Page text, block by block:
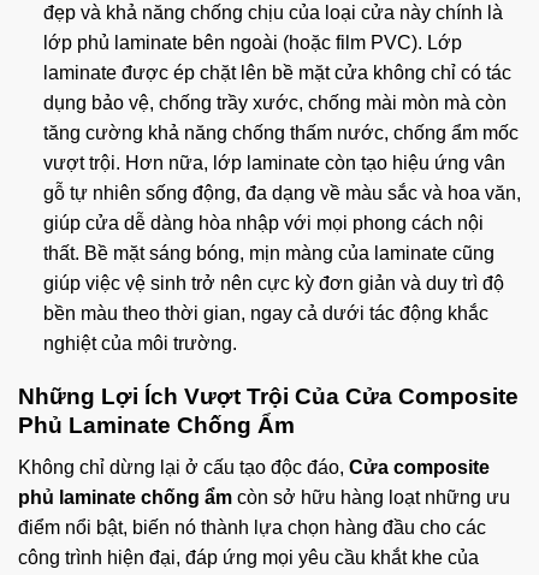
đẹp và khả năng chống chịu của loại cửa này chính là
lớp phủ laminate bên ngoài (hoặc film PVC). Lớp
laminate được ép chặt lên bề mặt cửa không chỉ có tác
dụng bảo vệ, chống trầy xước, chống mài mòn mà còn
tăng cường khả năng chống thấm nước, chống ẩm mốc
vượt trội. Hơn nữa, lớp laminate còn tạo hiệu ứng vân
gỗ tự nhiên sống động, đa dạng về màu sắc và hoa văn,
giúp cửa dễ dàng hòa nhập với mọi phong cách nội
thất. Bề mặt sáng bóng, mịn màng của laminate cũng
giúp việc vệ sinh trở nên cực kỳ đơn giản và duy trì độ
bền màu theo thời gian, ngay cả dưới tác động khắc
nghiệt của môi trường.
Những Lợi Ích Vượt Trội Của Cửa Composite
Phủ Laminate Chống Ẩm
Không chỉ dừng lại ở cấu tạo độc đáo, Cửa composite
phủ laminate chống ẩm còn sở hữu hàng loạt những ưu
điểm nổi bật, biến nó thành lựa chọn hàng đầu cho các
công trình hiện đại, đáp ứng mọi yêu cầu khắt khe của